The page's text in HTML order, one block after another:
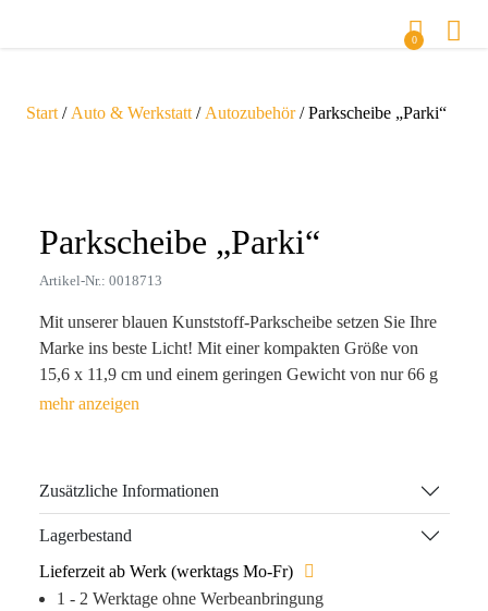
0
Start / Auto & Werkstatt / Autozubehör/ Parkscheibe „Parki“
Parkscheibe „Parki“
Artikel-Nr.: 0018713
Mit unserer blauen Kunststoff-Parkscheibe setzen Sie Ihre
Marke ins beste Licht! Mit einer kompakten Größe von
15,6 x 11,9 cm und einem geringen Gewicht von nur 66 g
ist sie nicht nur praktisch, sondern auch ein dauerhafter
Dank hochwertigem Tampondruck und Digitaldruck wird
Ihr Logo prominent in Szene gesetzt, wodurch Sie eine
langfristige Präsenz im Gedächtnis Ihrer Zielgruppe
Zusätzliche Informationen
Lagerbestand
Lieferzeit ab Werk (werktags Mo-Fr)
1 - 2 Werktage ohne Werbeanbringung